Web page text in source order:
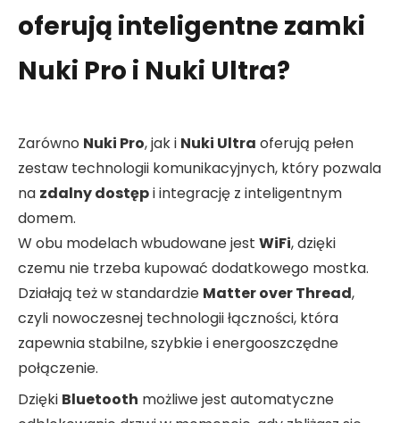
oferują inteligentne zamki
Nuki Pro i Nuki Ultra?
Zarówno Nuki Pro, jak i Nuki Ultra oferują pełen
zestaw technologii komunikacyjnych, który pozwala
na zdalny dostępi integrację z inteligentnym
domem.
W obu modelach wbudowane jest WiFi, dzięki
czemu nie trzeba kupować dodatkowego mostka.
Działają też w standardzie Matter over Thread,
czyli nowoczesnej technologii łączności, która
zapewnia stabilne, szybkie i energooszczędne
połączenie.
Dzięki Bluetooth możliwe jest automatyczne